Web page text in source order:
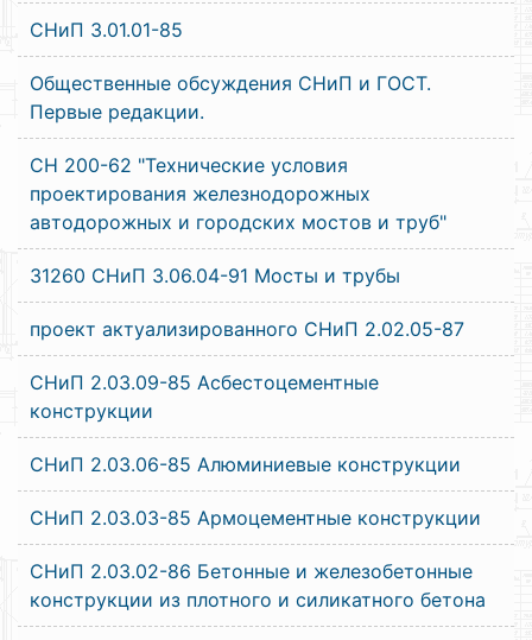
СНиП 3.01.01-85
Общественные обсуждения СНиП и ГОСТ.
Первые редакции.
СН 200-62 "Технические условия
проектирования железнодорожных
автодорожных и городских мостов и труб"
31260 СНиП 3.06.04-91 Мосты и трубы
проект актуализированного СНиП 2.02.05-87
СНиП 2.03.09-85 Асбестоцементные
конструкции
СНиП 2.03.06-85 Алюминиевые конструкции
СНиП 2.03.03-85 Армоцементные конструкции
СНиП 2.03.02-86 Бетонные и железобетонные
конструкции из плотного и силикатного бетона